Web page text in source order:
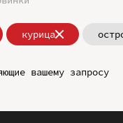
курица
вашему запросу